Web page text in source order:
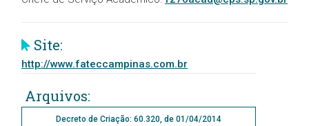
Site:
http://www.fateccampinas.com.br
Arquivos:
Decreto de Criação: 60.320, de 01/04/2014